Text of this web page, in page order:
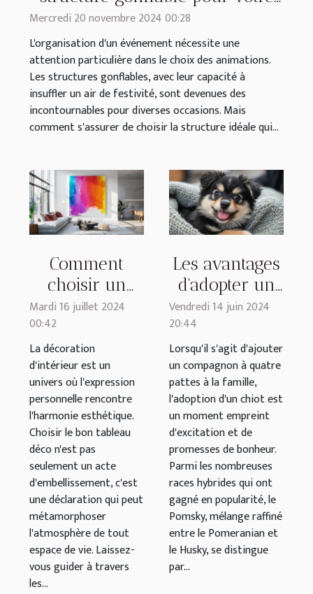
événement
Mercredi 20 novembre 2024 00:28
L'organisation d'un événement nécessite une
attention particulière dans le choix des animations.
Les structures gonflables, avec leur capacité à
insuffler un air de festivité, sont devenues des
incontournables pour diverses occasions. Mais
comment s'assurer de choisir la structure idéale qui...
Comment
choisir un
tableau déco
transforme
votre intérieur
Mardi 16 juillet 2024
00:42
La décoration
d'intérieur est un
univers où l'expression
personnelle rencontre
l'harmonie esthétique.
Choisir le bon tableau
déco n'est pas
seulement un acte
d'embellissement, c'est
une déclaration qui peut
métamorphoser
l'atmosphère de tout
espace de vie. Laissez-
vous guider à travers
les...
Les avantages
d'adopter un
chiot Pomsky
auprès d'un
élevage
familial dédié
Vendredi 14 juin 2024
20:44
Lorsqu'il s'agit d'ajouter
un compagnon à quatre
pattes à la famille,
l'adoption d'un chiot est
un moment empreint
d'excitation et de
promesses de bonheur.
Parmi les nombreuses
races hybrides qui ont
gagné en popularité, le
Pomsky, mélange raffiné
entre le Pomeranian et
le Husky, se distingue
par...